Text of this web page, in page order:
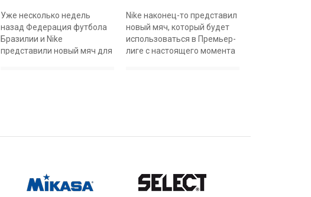
Уже несколько недель
назад Федерация футбола
Бразилии и Nike
представили новый мяч для
Nike наконец-то представил
новый мяч, который будет
использоваться в Премьер-
лиге с настоящего момента